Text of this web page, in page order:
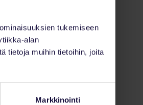
tukemiseen
alan
tietoja muihin tietoihin, joita
Markkinointi